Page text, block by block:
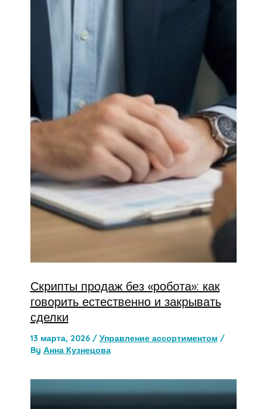
Скрипты продаж без «робота»: как
говорить естественно и закрывать
сделки
13 марта, 2026 / Управление ассортиментом/
By Анна Кузнецова